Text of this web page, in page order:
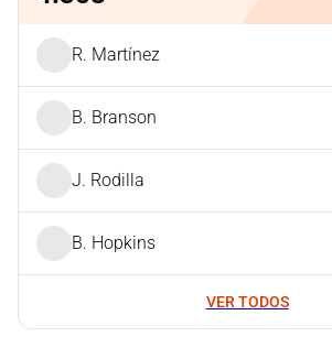
R. Martínez
B. Branson
J. Rodilla
B. Hopkins
VER TODOS